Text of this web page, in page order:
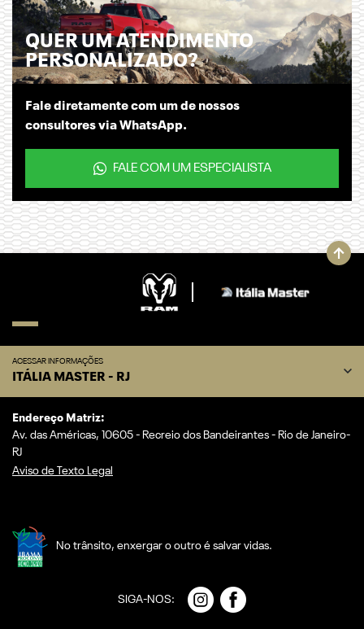
QUER UM ATENDIMENTO
PERSONALIZADO?
Fale diretamente com um de nossos
consultores via WhatsApp.
FALE COM UM ESPECIALISTA
ACESSAR INFORMAÇÕES
ITÁLIA MASTER - RJ
Endereço Matriz:
Av. das Américas, 10605 - Recreio dos Bandeirantes - Rio de Janeiro-
RJ
Aviso de Texto Legal
No trânsito, enxergar o outro é salvar vidas.
SIGA-NOS: